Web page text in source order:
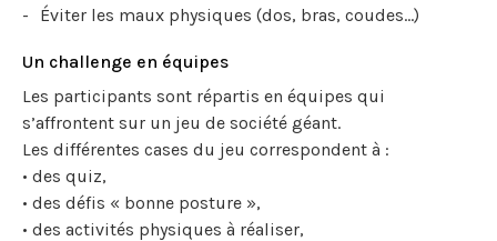
Éviter les maux physiques (dos, bras, coudes…)
Un challenge en équipes
Les participants sont répartis en équipes qui
s’affrontent sur un jeu de société géant.
Les différentes cases du jeu correspondent à :
• des quiz,
• des défis « bonne posture »,
• des activités physiques à réaliser,